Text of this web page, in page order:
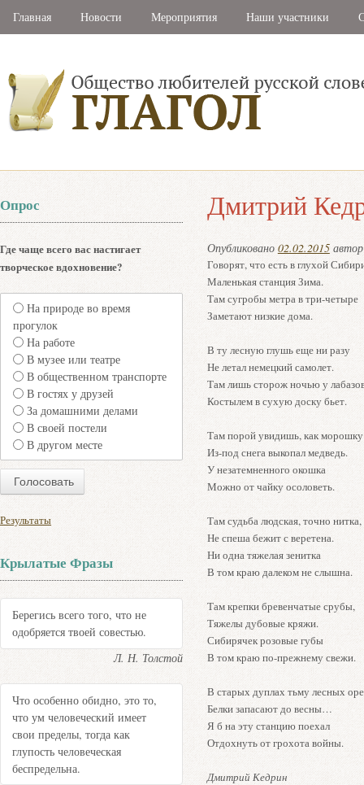
Главная Новости Мероприятия Наши участники
Дмитрий
Опубликовано 02.02.2015
Говорят, что есть в глухой
Маленькая станция Зима.
Там сугробы метра в три-четыре
Заметают низкие дома.
В ту лесную глушь еще ни разу
Не летал немецкий самолет.
Там лишь сторож ночью у
Костылем в сухую доску бьет.
Там порой увидишь, как морошку
Из-под снега выкопал медведь.
У незатемненного окошка
Можно от чайку осоловеть.
Там судьба людская, точно нитка,
Не спеша бежит с веретена.
Ни одна тяжелая зенитка
В том краю далеком не слышна.
Там крепки бревенчатые срубы,
Тяжелы дубовые кряжи.
Сибирячек розовые губы
В том краю по-прежнему свежи.
В старых дуплах тьму лесных
Белки запасают до весны…
Я б на эту станцию поехал
Отдохнуть от грохота войны.
Дмитрий Кедрин
Опрос
Где чаще всего вас настигает
творческое вдохновение?
На природе во время
прогулок
На работе
В музее или театре
В общественном транспорте
В гостях у друзей
За домашними делами
В своей постели
В другом месте
Результаты
Крылатые Фразы
Берегись всего того, что не
одобряется твоей совестью.
Л. Н. Толстой
Что особенно обидно, это то,
что ум человеческий имеет
свои пределы, тогда как
глупость человеческая
беспредельна.